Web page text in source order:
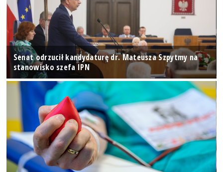
Senat odrzucił kandydaturę dr. Mateusza Szpytmy na
stanowisko szefa IPN